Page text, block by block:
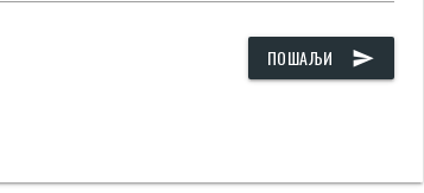
ПОШАЉИ send